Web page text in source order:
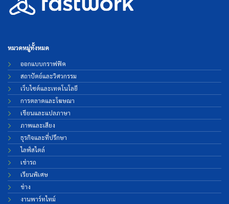
หมวดหมู่ทั้งหมด
ออกแบบกราฟฟิค
สถาปัตย์และวิศวกรรม
เว็บไซต์และเทคโนโลยี
การตลาดและโฆษณา
เขียนและแปลภาษา
ภาพและเสียง
ธุรกิจและที่ปรึกษา
ไลฟ์สไตล์
เช่ารถ
เรียนพิเศษ
ช่าง
งานพาร์ทไทม์